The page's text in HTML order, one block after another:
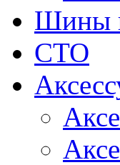
Шины
СТО